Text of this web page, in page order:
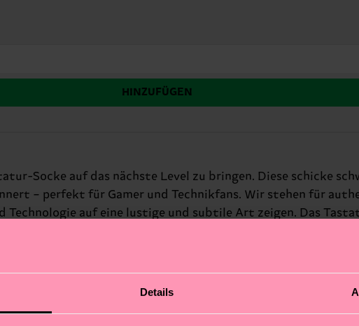
Details
HINZUFÜGEN
Socke auf das nächste Level zu bringen. Diese schicke
– perfekt für Gamer und Technikfans. Wir stehen für
Technologie auf eine lustige und subtile Art zeigen. Das
Perfektes Geschenk für: Gamer und Technikfans.